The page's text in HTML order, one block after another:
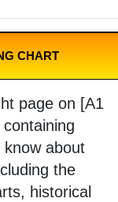
CHART
page on [A1
about
the
historical